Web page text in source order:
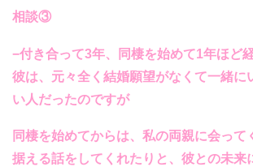
相談③
−付き合って3年、同棲を始めて1年ほど
彼は、元々全く結婚願望がなくて一緒に
い人だったのですが
同棲を始めてからは、私の両親に会って
据える話をしてくれたりと、 彼との未来